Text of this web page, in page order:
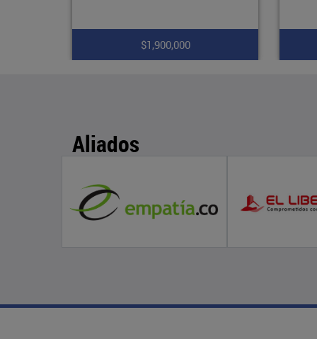
$1,750,000
Aliados